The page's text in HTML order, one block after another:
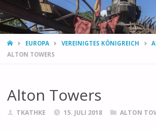
HOMEEUROPA VEREINIGTES KÖNIGREICH
ALTON TOWERS
Alton Towers
TKATHKE 15. JULI 2018 ALTON